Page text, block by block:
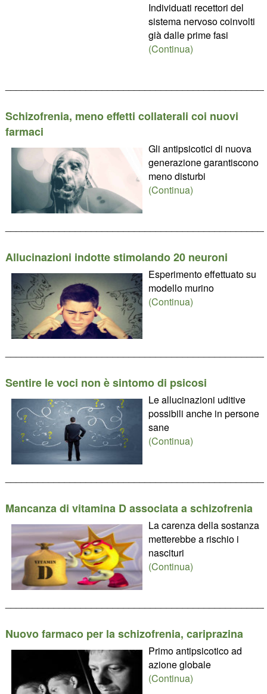
Individuati recettori del
sistema nervoso coinvolti
già dalle prime fasi
(Continua)
Schizofrenia, meno effetti collaterali coi nuovi
farmaci
Gli antipsicotici di nuova
generazione garantiscono
meno disturbi
(Continua)
Allucinazioni indotte stimolando 20 neuroni
Esperimento effettuato su
modello murino
(Continua)
Sentire le voci non è sintomo di psicosi
Le allucinazioni uditive
possibili anche in persone
sane
(Continua)
Mancanza di vitamina D associata a schizofrenia
La carenza della sostanza
metterebbe a rischio i
nascituri
(Continua)
Nuovo farmaco per la schizofrenia, cariprazina
Primo antipsicotico ad
azione globale
(Continua)